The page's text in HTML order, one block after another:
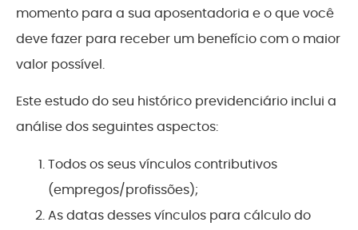
momento para a sua aposentadoria e o que você
deve fazer para receber um benefício com o maior
valor possível.
Este estudo do seu histórico previdenciário inclui a
análise dos seguintes aspectos:
Todos os seus vínculos contributivos
(empregos/profissões);
As datas desses vínculos para cálculo do